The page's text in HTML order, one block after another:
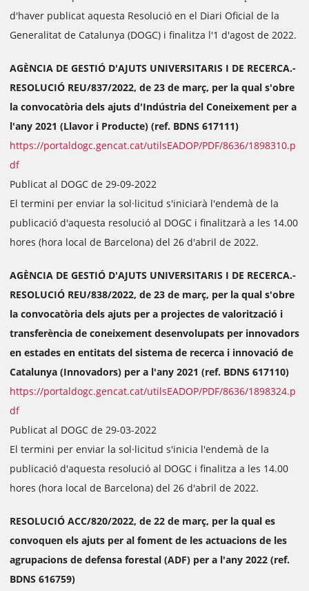
d'haver publicat aquesta Resolució en el Diari Oficial de la
Generalitat de Catalunya (DOGC) i finalitza l'1 d'agost de 2022.
AGÈNCIA DE GESTIÓ D'AJUTS UNIVERSITARIS I DE RECERCA.-
RESOLUCIÓ REU/837/2022, de 23 de març, per la qual s'obre
la convocatòria dels ajuts d'Indústria del Coneixement per a
l'any 2021 (Llavor i Producte) (ref. BDNS 617111)
https://portaldogc.gencat.cat/utilsEADOP/PDF/8636/1898310.p
df
Publicat al DOGC de 29-09-2022
El termini per enviar la sol·licitud s'iniciarà l'endemà de la
publicació d'aquesta resolució al DOGC i finalitzarà a les 14.00
hores (hora local de Barcelona) del 26 d'abril de 2022.
AGÈNCIA DE GESTIÓ D'AJUTS UNIVERSITARIS I DE RECERCA.-
RESOLUCIÓ REU/838/2022, de 23 de març, per la qual s'obre
la convocatòria dels ajuts per a projectes de valorització i
transferència de coneixement desenvolupats per innovadors
en estades en entitats del sistema de recerca i innovació de
Catalunya (Innovadors) per a l'any 2021 (ref. BDNS 617110)
https://portaldogc.gencat.cat/utilsEADOP/PDF/8636/1898324.p
df
Publicat al DOGC de 29-03-2022
El termini per enviar la sol·licitud s'inicia l'endemà de la
publicació d'aquesta resolució al DOGC i finalitza a les 14.00
hores (hora local de Barcelona) del 26 d'abril de 2022.
RESOLUCIÓ ACC/820/2022, de 22 de març, per la qual es
convoquen els ajuts per al foment de les actuacions de les
agrupacions de defensa forestal (ADF) per a l'any 2022 (ref.
BDNS 616759)